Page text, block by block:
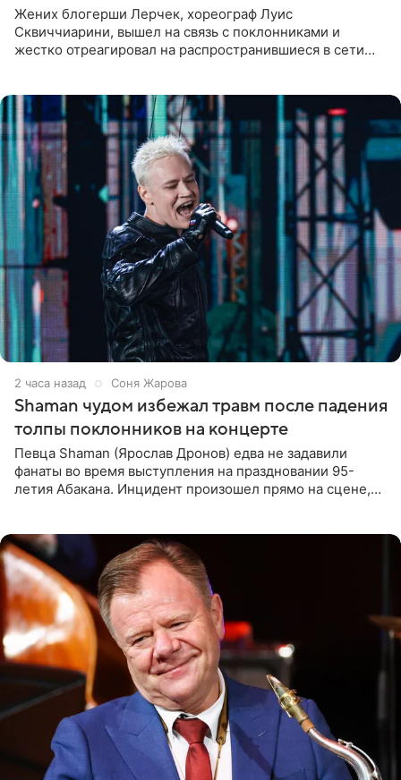
Жених блогерши Лерчек, хореограф Луис
Сквиччиарини, вышел на связь с поклонниками и
жестко отреагировал на распространившиеся в сети
2 часа назад Соня Жарова
Shaman чудом избежал травм после падения
толпы поклонников на концерте
Певца Shaman (Ярослав Дронов) едва не задавили
фанаты во время выступления на праздновании 95-
летия Абакана. Инцидент произошел прямо на сцене,